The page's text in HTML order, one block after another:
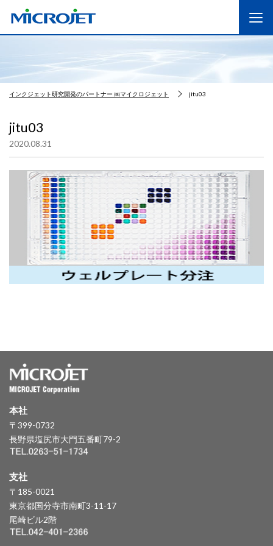
インクジェット研究開発のパートナー ㈱マイクロジェット jitu03
jitu03
2020.08.31
本社
〒399-0732
長野県塩尻市大門五番町79-2
支社
〒185-0021
東京都国分寺市南町3-11-17
尾崎ビル2階